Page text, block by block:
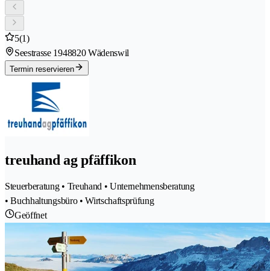
5(1)
Seestrasse 1948820 Wädenswil
Termin reservieren
treuhand ag pfäffikon
Steuerberatung • Treuhand • Unternehmensberatung
• Buchhaltungsbüro • Wirtschaftsprüfung
Geöffnet